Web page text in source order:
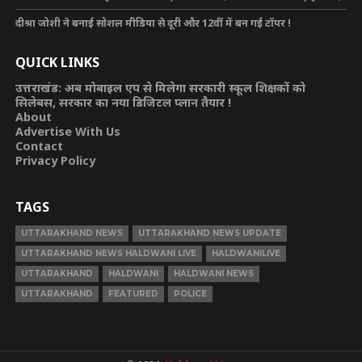
दीश्रा जोशी ने बनाई सोशल मीडिया से दूरी और 12वीं में बन गई टॉपर !
QUICK LINKS
उत्तराखंड: अब मोबाइल एप से मिलेगा सरकारी स्कूल शिक्षकों को
सिलेबस, सरकार का नया डिजिटल प्लान तैयार !
About
Advertise With Us
Contact
Privacy Policy
TAGS
UTTARAKHAND NEWS
UTTARAKHAND NEWS UPDATE
UTTARAKHAND NEWS HALDWANI LIVE
HALDWANILIVE
UTTARAKHAND
HALDWANI
HALDWANI NEWS
UTTARAKHAND
FEATURED POLICE